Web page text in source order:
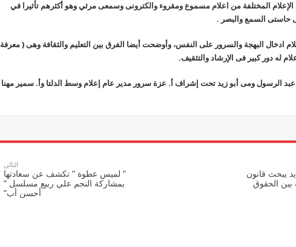
المختلفة من اعلام مسموع ومقروء والكترونى وسمعى مرئي وهو أكثرهم تأثيرا في
حاستى السمع والبصر .
ادخال البهجة والسرور على النفس، وأوضحت أيضا الفرق بين التعليم والثقافة وهى ( معرفة
له دور كبير فى الإرشاد والتثقيف.
عبد الرسول ومى أبو زيد تحت إشراف أ. عزة سرور مدير عام إعلام وسط الدلتا وأ. سمير مهنا
يبحث قانون
بين الحقوق
التالي
” لميس عطوة ” تكشف عن سعادتها
بمشاركة النجم علي ربيع مسلسل ”
أحسن أب”